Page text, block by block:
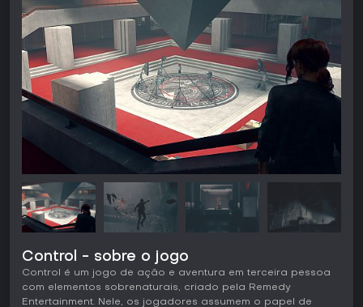
Control - sobre o jogo
Control é um jogo de ação e aventura em terceira pessoa
com elementos sobrenaturais, criado pela Remedy
Entertainment. Nele, os jogadores assumem o papel de